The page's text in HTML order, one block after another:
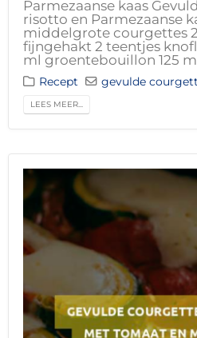
Parmezaanse kaas
risotto en Parmezaanse
middelgrote courgettes
fijngehakt 2 teentjes
ml groentebouillon 125
Recept gevulde
LEES MEER...